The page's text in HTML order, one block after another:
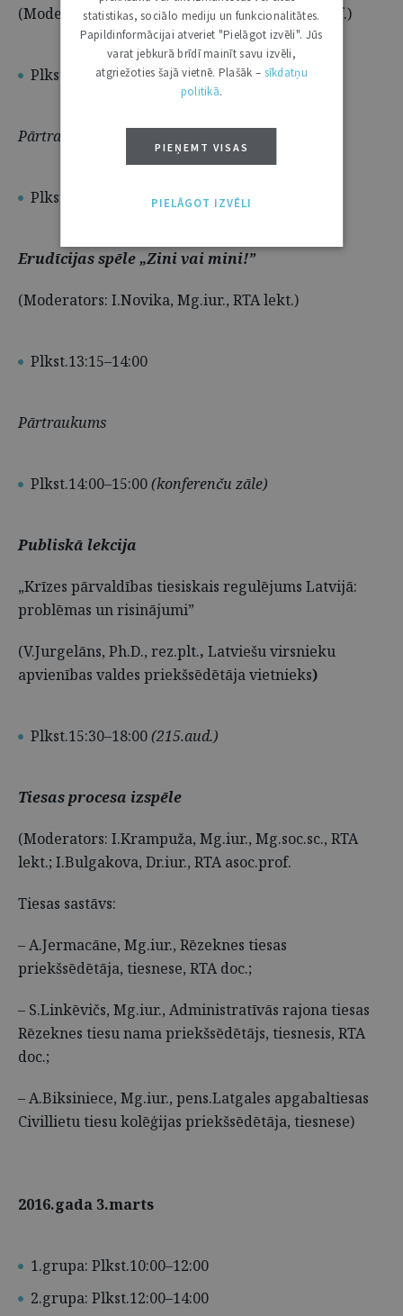
(Moderators: I.Bulgakova, Dr.iur., RTA asoc.prof.)
Plkst.12:00–12:15
Pārtraukums
Plkst.12:15–13:15 (215.aud.)
Erudīcijas spēle „Zini vai mini!”
(Moderators: I.Novika, Mg.iur., RTA lekt.)
Plkst.13:15–14:00
Pārtraukums
Plkst.14:00–15:00(konferenču zāle)
Publiskā lekcija
„Krīzes pārvaldības tiesiskais regulējums Latvijā:
problēmas un risinājumi”
(V.Jurgelāns, Ph.D., rez.plt., Latviešu virsnieku
apvienības valdes priekšsēdētāja vietnieks)
Plkst.15:30–18:00(215.aud.)
Tiesas procesa izspēle
(Moderators: I.Krampuža, Mg.iur., Mg.soc.sc., RTA
lekt.; I.Bulgakova, Dr.iur., RTA asoc.prof.
Tiesas sastāvs:
– A.Jermacāne, Mg.iur., Rēzeknes tiesas
priekšsēdētāja, tiesnese, RTA doc.;
– S.Linkēvičs, Mg.iur., Administratīvās rajona tiesas
Rēzeknes tiesu nama priekšsēdētājs, tiesnesis, RTA
doc.;
– A.Biksiniece, Mg.iur., pens.Latgales apgabaltiesas
Civillietu tiesu kolēģijas priekšsēdētāja, tiesnese)
2016.gada 3.marts
1.grupa: Plkst.10:00–12:00
2.grupa: Plkst.12:00–14:00
statistikas, sociālo mediju un funkcionalitātes.
Papildinformācijai atveriet "Pielāgot izvēli". Jūs
varat jebkurā brīdī mainīt savu izvēli,
atgriežoties šajā vietnē. Plašāk – sīkdatņu
politikā.
PIEŅEMT VISAS
PIELĀGOT IZVĒLI